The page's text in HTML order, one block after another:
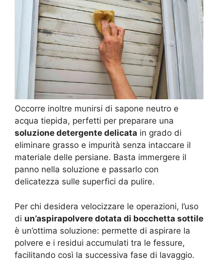
Occorre inoltre munirsi di sapone neutro e
acqua tiepida, perfetti per preparare una
soluzione detergente delicata in grado di
eliminare grasso e impurità senza intaccare il
materiale delle persiane. Basta immergere il
panno nella soluzione e passarlo con
delicatezza sulle superfici da pulire.
Per chi desidera velocizzare le operazioni, l’uso
di un’aspirapolvere dotata di bocchetta sottile
è un’ottima soluzione: permette di aspirare la
polvere e i residui accumulati tra le fessure,
facilitando così la successiva fase di lavaggio.